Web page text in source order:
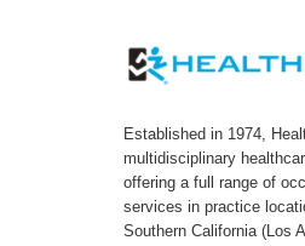
Established in 1974,
multidisciplinary
offering a full range of
services in practice
Southern California (Los